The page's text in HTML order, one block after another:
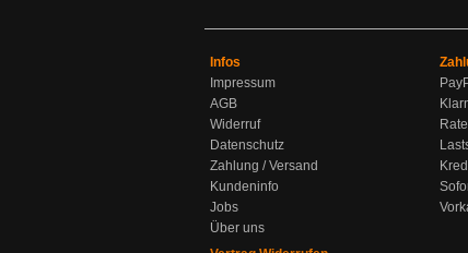
Infos
Impressum
AGB
Widerruf
Datenschutz
Zahlung / Versand
Kundeninfo
Jobs
Über uns